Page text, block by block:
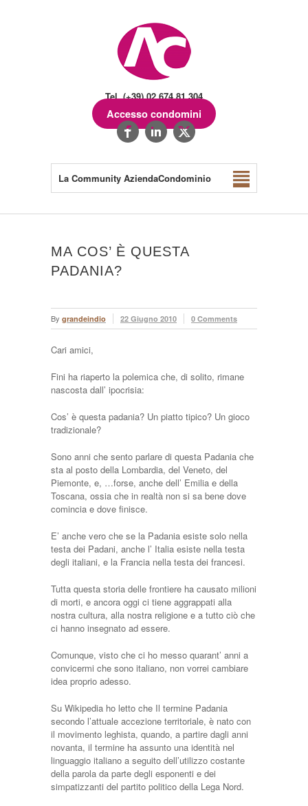
Tel. (+39) 02.674.81.304
Accesso condomini
La Community AziendaCondominio
MA COS’ È QUESTA
PADANIA?
By grandeindio 22 Giugno 2010 0 Comments
Cari amici,
Fini ha riaperto la polemica che, di solito, rimane
nascosta dall’ ipocrisia:
Cos’ è questa padania? Un piatto tipico? Un gioco
tradizionale?
Sono anni che sento parlare di questa Padania che
sta al posto della Lombardia, del Veneto, del
Piemonte, e, …forse, anche dell’ Emilia e della
Toscana, ossia che in realtà non si sa bene dove
comincia e dove finisce.
E’ anche vero che se la Padania esiste solo nella
testa dei Padani, anche l’ Italia esiste nella testa
degli italiani, e la Francia nella testa dei francesi.
Tutta questa storia delle frontiere ha causato milioni
di morti, e ancora oggi ci tiene aggrappati alla
nostra cultura, alla nostra religione e a tutto ciò che
ci hanno insegnato ad essere.
Comunque, visto che ci ho messo quarant’ anni a
convicermi che sono italiano, non vorrei cambiare
idea proprio adesso.
Su Wikipedia ho letto che Il termine Padania
secondo l’attuale accezione territoriale, è nato con
il movimento leghista, quando, a partire dagli anni
novanta, il termine ha assunto una identità nel
linguaggio italiano a seguito dell’utilizzo costante
della parola da parte degli esponenti e dei
simpatizzanti del partito politico della Lega Nord.